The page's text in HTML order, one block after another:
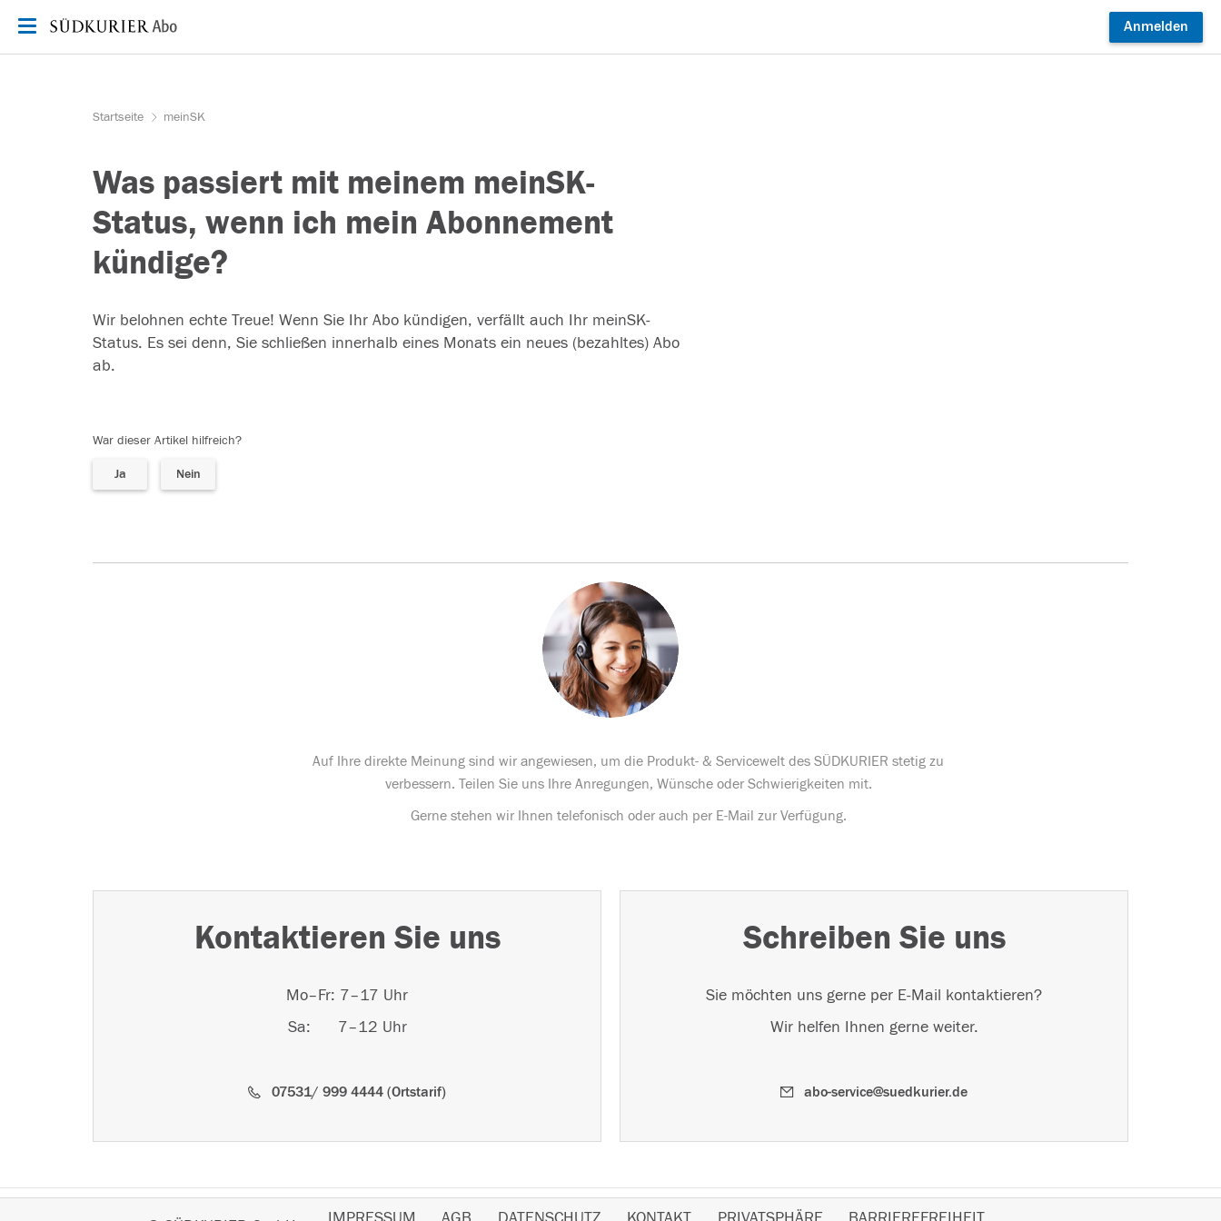
Anmelden
Startseite meinSK
Was passiert mit meinem meinSK-
Status, wenn ich mein Abonnement
kündige?
Wir belohnen echte Treue! Wenn Sie Ihr Abo kündigen, verfällt auch Ihr meinSK-
Status. Es sei denn, Sie schließen innerhalb eines Monats ein neues (bezahltes) Abo
ab.
War dieser Artikel hilfreich?
Ja Nein
Auf Ihre direkte Meinung sind wir angewiesen, um die Produkt- & Servicewelt des SÜDKURIER stetig zu
verbessern. Teilen Sie uns Ihre Anregungen, Wünsche oder Schwierigkeiten mit.
Gerne stehen wir Ihnen telefonisch oder auch per E-Mail zur Verfügung.
Kontaktieren Sie uns
Mo–Fr: 7–17 Uhr
Sa: 7–12 Uhr
07531/ 999 4444 (Ortstarif)
Schreiben Sie uns
Sie möchten uns gerne per E-Mail kontaktieren?
Wir helfen Ihnen gerne weiter.
abo-service@suedkurier.de